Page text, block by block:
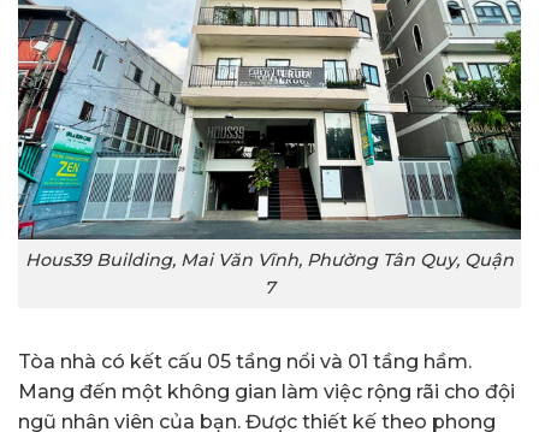
Hous39 Building, Mai Văn Vĩnh, Phường Tân Quy, Quận
7
Tòa nhà có kết cấu 05 tầng nổi và 01 tầng hầm.
Mang đến một không gian làm việc rộng rãi cho đội
ngũ nhân viên của bạn. Được thiết kế theo phong